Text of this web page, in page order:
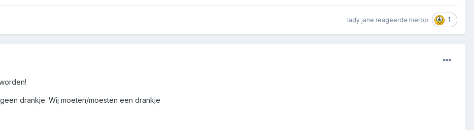
lady jane reageerde hierop 1
drankje. Wij moeten/moesten een drankje